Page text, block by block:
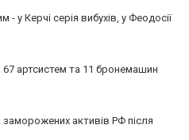
у Керчі серія вибухів, у Феодосії
артсистем та 11 бронемашин
активів РФ після